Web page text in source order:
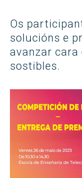
Os
solucións e
avanzar cara
sostibles.